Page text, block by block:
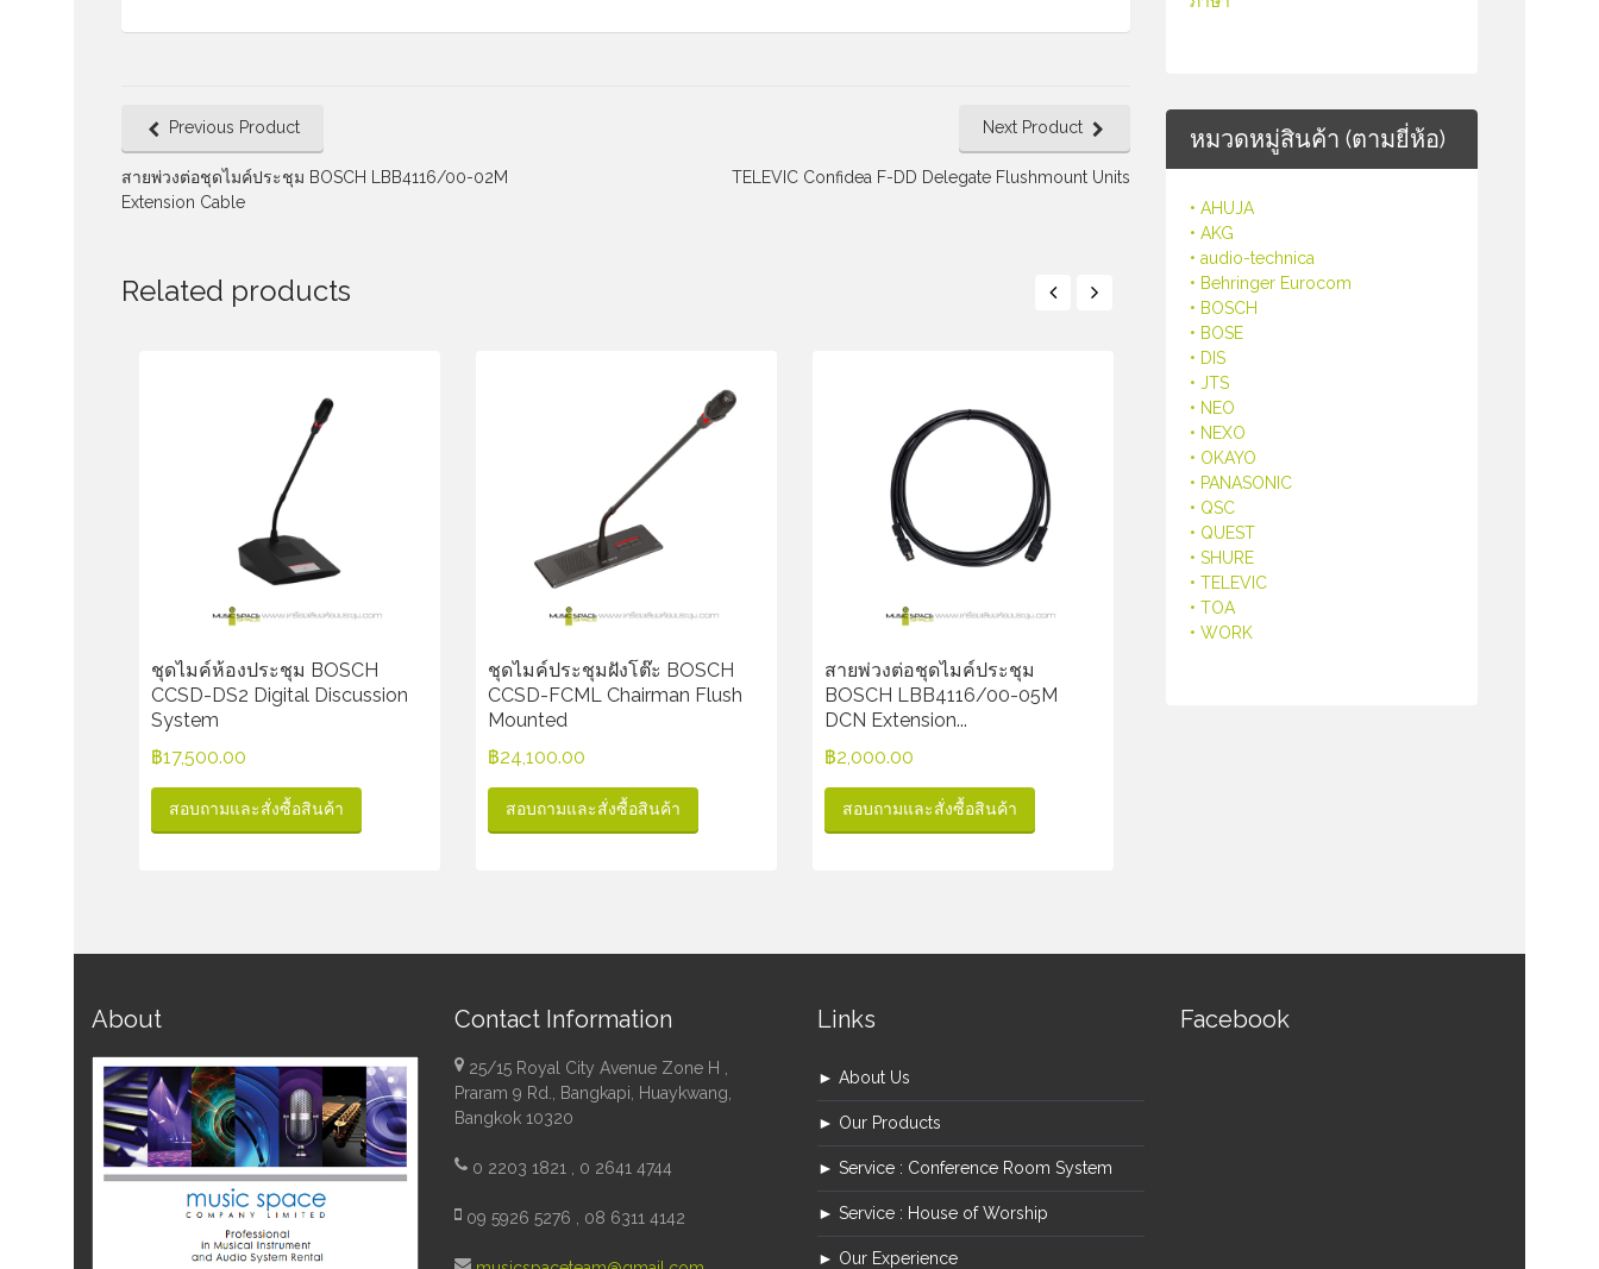
หมวดหมู่สินค้า (ตามยี่ห้อ)
• AHUJA
• AKG
• audio-technica
• Behringer Eurocom
• BOSCH
• BOSE
• DIS
• JTS
• NEO
• NEXO
• OKAYO
• PANASONIC
• QSC
• QUEST
• SHURE
• TELEVIC
• TOA
• WORK
Previous Product
สายพ่วงต่อชุดไมค์ประชุม BOSCH LBB4116/00-02M
Extension Cable
Next Product
TELEVIC Confidea F-DD Delegate Flushmount Units
Related products
ชุดไมค์ห้องประชุม BOSCH
CCSD-DS2 Digital Discussion
System
฿17,500.00
สอบถามและสั่งซื้อสินค้า
ชุดไมค์ประชุมฝังโต๊ะ BOSCH
CCSD-FCML Chairman Flush
Mounted
฿24,100.00
สอบถามและสั่งซื้อสินค้า
สายพ่วงต่อชุดไมค์ประชุม
BOSCH LBB4116/00-05M
DCN Extension...
฿2,000.00
สอบถามและสั่งซื้อสินค้า
About Contact Information
25/15 Royal City Avenue Zone H ,
Praram 9 Rd., Bangkapi, Huaykwang,
Bangkok 10320
0 2203 1821 , 0 2641 4744
09 5926 5276 , 08 6311 4142
Links
► About Us
► Our Products
► Service : Conference Room System
► Service : House of Worship
► Our Experience
Facebook